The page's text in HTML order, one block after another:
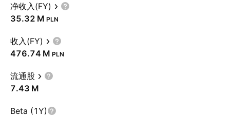
净收入(FY)
‪35.32 M‬ PLN
收入(FY)
‪476.74 M‬ PLN
流通股
‪7.43 M‬
Beta (1Y)